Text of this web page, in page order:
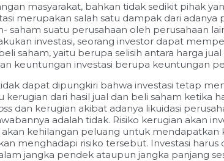
masyarakat, bahkan tidak sedikit pihak
merupakan salah satu dampak dari
saham suatu perusahaan oleh perusahaan
investasi, seorang investor dapat
saham, yaitu berupa selisih antara harga
keuntungan investasi berupa keuntungan
dapat dipungkiri bahwa investasi tetap
kerugian dari hasil jual dan beli saham ketika
dan kerugian akibat adanya likuidasi
adalah tidak. Risiko kerugian akan
kehilangan peluang untuk
menghadapi risiko tersebut. Investasi
jangka pendek ataupun jangka panjang